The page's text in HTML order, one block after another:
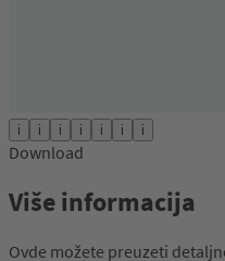
i i i i i i i
Download
Više informacija
Ovde možete preuzeti